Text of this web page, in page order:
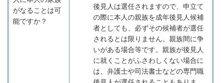
がなることは可
能ですか？
後見人は選任されますので、申立て
の際に本人の親族を成年後見人候補
者としても、必ずその候補者が選任
されるとは限りません。親族間に争
いがある場合等です。親族が後見人
に就くことがふさわしくない場合に
は、弁護士や司法書士などの専門職